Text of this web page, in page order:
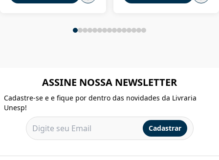
ASSINE NOSSA NEWSLETTER
Cadastre-se e e fique por dentro das novidades da Livraria
Unesp!
Cadastrar